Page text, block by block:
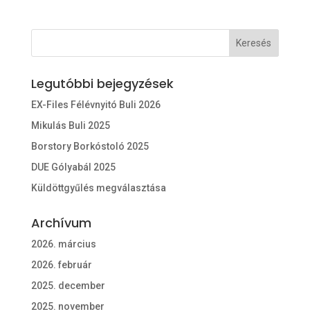
Legutóbbi bejegyzések
EX-Files Félévnyitó Buli 2026
Mikulás Buli 2025
Borstory Borkóstoló 2025
DUE Gólyabál 2025
Küldöttgyűlés megválasztása
Archívum
2026. március
2026. február
2025. december
2025. november